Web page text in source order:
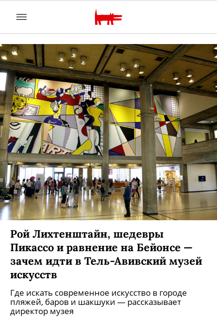
Рой Лихтенштайн, шедевры
Пикассо и равнение на Бейонсе —
зачем идти в Тель-Авивский музей
искусств
Где искать современное искусство в городе
пляжей, баров и шакшуки — рассказывает
директор музея